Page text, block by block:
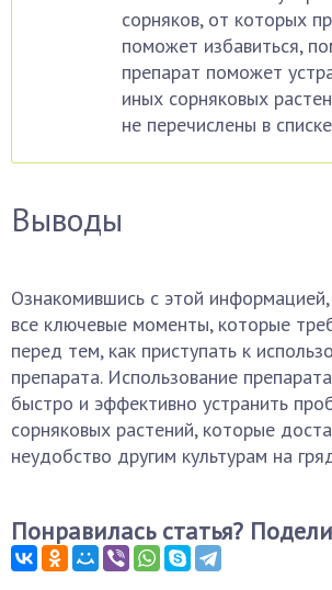
сорняков, от которых
поможет избавиться,
препарат поможет
иных сорняковых
не перечислены в
Выводы
Ознакомившись с этой
все ключевые моменты, которые
перед тем, как приступать к
препарата. Использование
быстро и эффективно устранить
сорняковых растений, которые
неудобство другим культурам на
Понравилась статья?